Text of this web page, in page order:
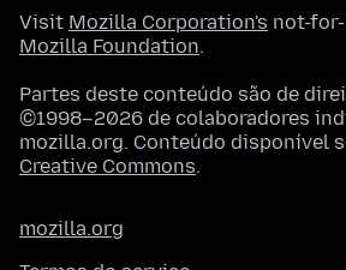
Visit Mozilla Corporation's not-
Mozilla Foundation.
Partes deste conteúdo são de
©1998–2026 de colaboradores
mozilla.org. Conteúdo disponível
Creative Commons.
mozilla.org